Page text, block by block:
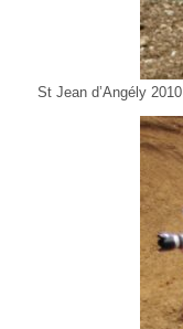
St Jean d’Angély 2010